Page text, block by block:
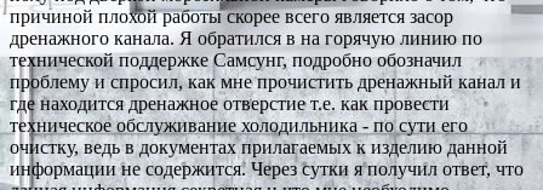
причиной плохой работы скорее всего является засор
дренажного канала. Я обратился в на горячую линию по
технической поддержке Самсунг, подробно обозначил
проблему и спросил, как мне прочистить дренажный канал и
где находится дренажное отверстие т.е. как провести
техническое обслуживание холодильника - по сути его
очистку, ведь в документах прилагаемых к изделию данной
информации не содержится. Через сутки я получил ответ, что